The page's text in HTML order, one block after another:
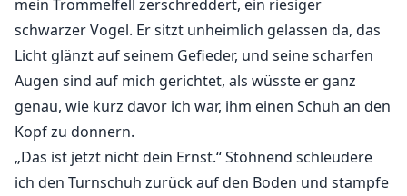
mein Trommelfell zerschreddert, ein riesiger
schwarzer Vogel. Er sitzt unheimlich gelassen da, das
Licht glänzt auf seinem Gefieder, und seine scharfen
Augen sind auf mich gerichtet, als wüsste er ganz
genau, wie kurz davor ich war, ihm einen Schuh an den
Kopf zu donnern.
„Das ist jetzt nicht dein Ernst.“ Stöhnend schleudere
ich den Turnschuh zurück auf den Boden und stampfe